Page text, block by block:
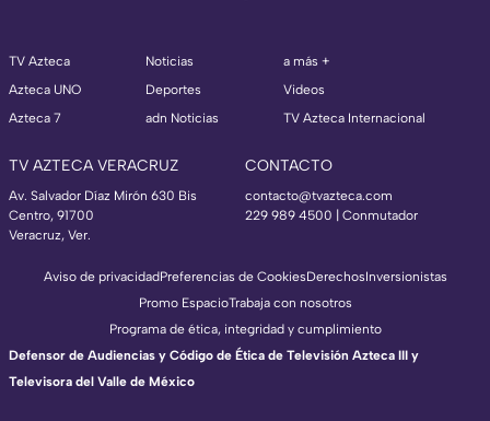
TV Azteca
Azteca UNO
Azteca 7
Noticias
Deportes
adn Noticias
a más +
Videos
TV Azteca Internacional
TV AZTECA VERACRUZ
Av. Salvador Díaz Mirón 630 Bis
Centro, 91700
Veracruz, Ver.
CONTACTO
contacto@tvazteca.com
229 989 4500 | Conmutador
Aviso de privacidadPreferencias de CookiesDerechosInversionistas
Promo EspacioTrabaja con nosotros
Programa de ética, integridad y cumplimiento
Defensor de Audiencias y Código de Ética de Televisión Azteca III y
Televisora del Valle de México